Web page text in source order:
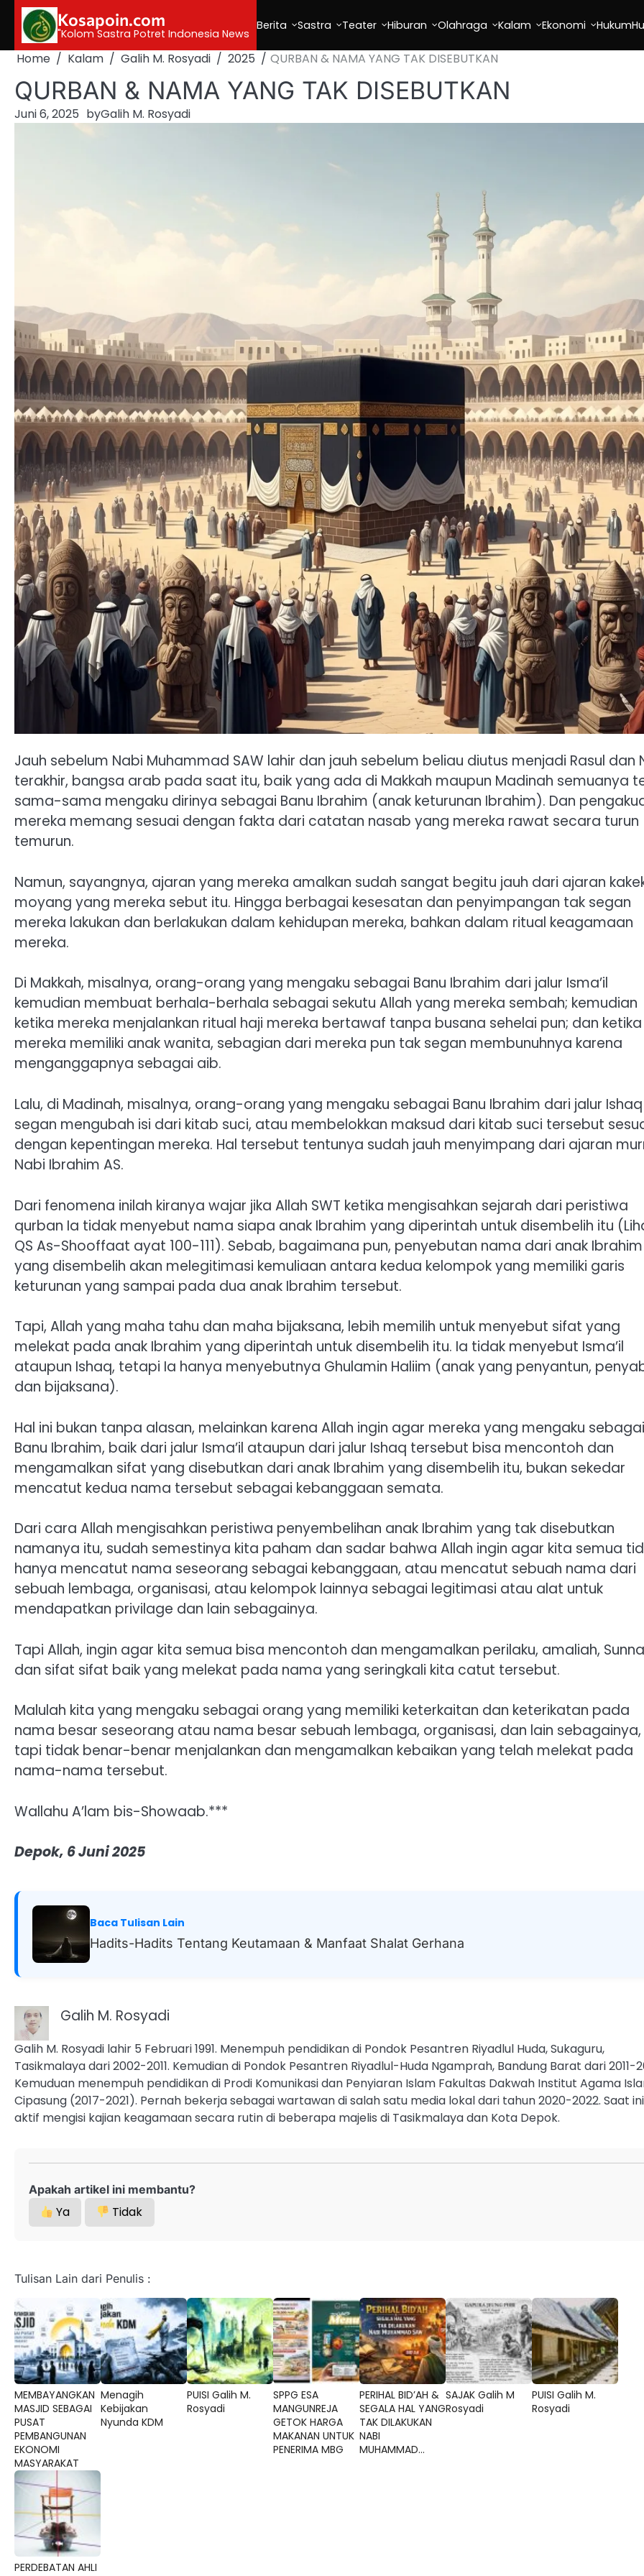
Skip
content
Kosapoin.com
"Kolom Sastra Potret Indonesia News
Berita Sastra Teater Hiburan Olahraga Kalam Ekonomi Hukum
Home Kalam Galih M. Rosyadi 2025 QURBAN & NAMA YANG TAK DISEBUTKAN
QURBAN & NAMA YANG TAK DISEBUTKAN
Juni 6, 2025 byGalih M. Rosyadi
Jauh sebelum Nabi Muhammad SAW lahir dan jauh sebelum beliau diutus menjadi Rasul dan
terakhir, bangsa arab pada saat itu, baik yang ada di Makkah maupun Madinah semuanya
sama-sama mengaku dirinya sebagai Banu Ibrahim (anak keturunan Ibrahim). Dan
mereka memang sesuai dengan fakta dari catatan nasab yang mereka rawat secara turun
temurun.
Namun, sayangnya, ajaran yang mereka amalkan sudah sangat begitu jauh dari ajaran
moyang yang mereka sebut itu. Hingga berbagai kesesatan dan penyimpangan tak segan
mereka lakukan dan berlakukan dalam kehidupan mereka, bahkan dalam ritual keagamaan
mereka.
Di Makkah, misalnya, orang-orang yang mengaku sebagai Banu Ibrahim dari jalur Isma’il
kemudian membuat berhala-berhala sebagai sekutu Allah yang mereka sembah; kemudian
ketika mereka menjalankan ritual haji mereka bertawaf tanpa busana sehelai pun; dan ketika
mereka memiliki anak wanita, sebagian dari mereka pun tak segan membunuhnya karena
menganggapnya sebagai aib.
Lalu, di Madinah, misalnya, orang-orang yang mengaku sebagai Banu Ibrahim dari jalur
segan mengubah isi dari kitab suci, atau membelokkan maksud dari kitab suci tersebut
dengan kepentingan mereka. Hal tersebut tentunya sudah jauh menyimpang dari ajaran
Nabi Ibrahim AS.
Dari fenomena inilah kiranya wajar jika Allah SWT ketika mengisahkan sejarah dari peristiwa
qurban Ia tidak menyebut nama siapa anak Ibrahim yang diperintah untuk disembelih itu
QS As-Shooffaat ayat 100-111). Sebab, bagaimana pun, penyebutan nama dari anak Ibrahim
yang disembelih akan melegitimasi kemuliaan antara kedua kelompok yang memiliki garis
keturunan yang sampai pada dua anak Ibrahim tersebut.
Tapi, Allah yang maha tahu dan maha bijaksana, lebih memilih untuk menyebut sifat yang
melekat pada anak Ibrahim yang diperintah untuk disembelih itu. Ia tidak menyebut Isma’il
ataupun Ishaq, tetapi Ia hanya menyebutnya Ghulamin Haliim (anak yang penyantun,
dan bijaksana).
Hal ini bukan tanpa alasan, melainkan karena Allah ingin agar mereka yang mengaku sebagai
Banu Ibrahim, baik dari jalur Isma’il ataupun dari jalur Ishaq tersebut bisa mencontoh dan
mengamalkan sifat yang disebutkan dari anak Ibrahim yang disembelih itu, bukan sekedar
mencatut kedua nama tersebut sebagai kebanggaan semata.
Dari cara Allah mengisahkan peristiwa penyembelihan anak Ibrahim yang tak disebutkan
namanya itu, sudah semestinya kita paham dan sadar bahwa Allah ingin agar kita semua
hanya mencatut nama seseorang sebagai kebanggaan, atau mencatut sebuah nama dari
sebuah lembaga, organisasi, atau kelompok lainnya sebagai legitimasi atau alat untuk
mendapatkan privilage dan lain sebagainya.
Tapi Allah, ingin agar kita semua bisa mencontoh dan mengamalkan perilaku, amaliah,
dan sifat sifat baik yang melekat pada nama yang seringkali kita catut tersebut.
Malulah kita yang mengaku sebagai orang yang memiliki keterkaitan dan keterikatan pada
nama besar seseorang atau nama besar sebuah lembaga, organisasi, dan lain sebagainya,
tapi tidak benar-benar menjalankan dan mengamalkan kebaikan yang telah melekat pada
nama-nama tersebut.
Wallahu A’lam bis-Showaab.***
Depok, 6 Juni 2025
Baca Tulisan Lain
Hadits-Hadits Tentang Keutamaan & Manfaat Shalat Gerhana
Galih M. Rosyadi
Galih M. Rosyadi lahir 5 Februari 1991. Menempuh pendidikan di Pondok Pesantren Riyadlul Huda, Sukaguru,
Tasikmalaya dari 2002-2011. Kemudian di Pondok Pesantren Riyadlul-Huda Ngamprah, Bandung Barat dari 2011-
Kemuduan menempuh pendidikan di Prodi Komunikasi dan Penyiaran Islam Fakultas Dakwah Institut Agama
Cipasung (2017-2021). Pernah bekerja sebagai wartawan di salah satu media lokal dari tahun 2020-2022. Saat ini
aktif mengisi kajian keagamaan secara rutin di beberapa majelis di Tasikmalaya dan Kota Depok.
Apakah artikel ini membantu?
Ya Tidak
Tulisan Lain dari Penulis :
MEMBAYANGKAN
MASJID SEBAGAI
PUSAT
PEMBANGUNAN
EKONOMI
MASYARAKAT
Menagih
Kebijakan
Nyunda KDM
PUISI Galih M.
Rosyadi
SPPG ESA
MANGUNREJA
GETOK HARGA
MAKANAN UNTUK
PENERIMA MBG
PERIHAL BID’AH &
SEGALA HAL YANG
TAK DILAKUKAN
NABI
MUHAMMAD...
SAJAK Galih M
Rosyadi
PUISI Galih M.
Rosyadi
PERDEBATAN AHLI